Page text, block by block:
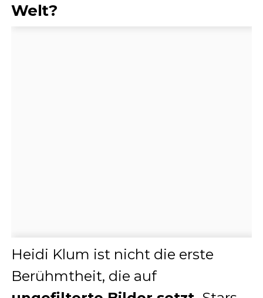
Welt?
Heidi Klum ist nicht die erste
Berühmtheit, die auf